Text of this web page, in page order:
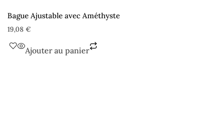
Bague Ajustable avec Améthyste
19,08 €
Ajouter au panier